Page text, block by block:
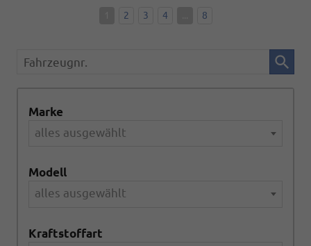
2 3 4 8
Fahrzeugnr.
Marke
alles ausgewählt
Modell
alles ausgewählt
Kraftstoffart